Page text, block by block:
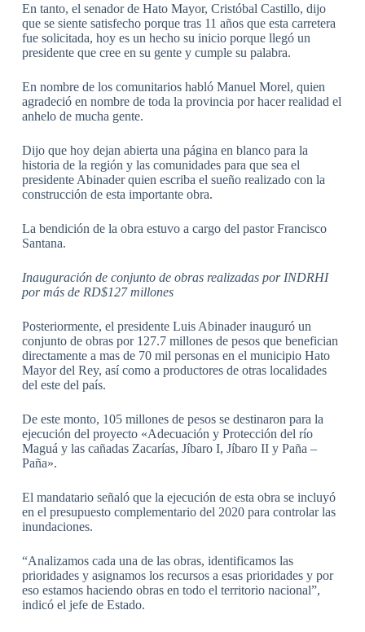
En tanto, el senador de Hato Mayor, Cristóbal Castillo, dijo
que se siente satisfecho porque tras 11 años que esta carretera
fue solicitada, hoy es un hecho su inicio porque llegó un
presidente que cree en su gente y cumple su palabra.
En nombre de los comunitarios habló Manuel Morel, quien
agradeció en nombre de toda la provincia por hacer realidad el
anhelo de mucha gente.
Dijo que hoy dejan abierta una página en blanco para la
historia de la región y las comunidades para que sea el
presidente Abinader quien escriba el sueño realizado con la
construcción de esta importante obra.
La bendición de la obra estuvo a cargo del pastor Francisco
Santana.
Inauguración de conjunto de obras realizadas por INDRHI
por más de RD$127 millones
Posteriormente, el presidente Luis Abinader inauguró un
conjunto de obras por 127.7 millones de pesos que benefician
directamente a mas de 70 mil personas en el municipio Hato
Mayor del Rey, así como a productores de otras localidades
del este del país.
De este monto, 105 millones de pesos se destinaron para la
ejecución del proyecto «Adecuación y Protección del río
Maguá y las cañadas Zacarías, Jíbaro I, Jíbaro II y Paña –
Paña».
El mandatario señaló que la ejecución de esta obra se incluyó
en el presupuesto complementario del 2020 para controlar las
inundaciones.
“Analizamos cada una de las obras, identificamos las
prioridades y asignamos los recursos a esas prioridades y por
eso estamos haciendo obras en todo el territorio nacional”,
indicó el jefe de Estado.